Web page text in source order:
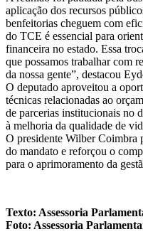
aplicação dos recursos
benfeitorias cheguem com
do TCE é essencial para
financeira no estado. Essa
que possamos trabalhar com
da nossa gente”, destacou
O deputado aproveitou a
técnicas relacionadas ao
de parcerias institucionais no
à melhoria da qualidade de
O presidente Wilber Coimbra
do mandato e reforçou o
para o aprimoramento da
Texto: Assessoria
Foto: Assessoria